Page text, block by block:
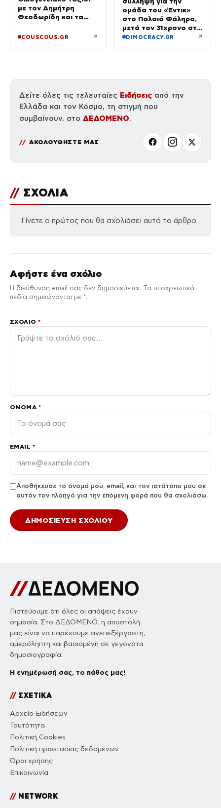
με τον Δημήτρη
Θεοδωρίδη και τα
COUSCOUS.GR ↗
ομάδα του «Έντικ»
στο Παλαιό Φάληρο,
μετά τον 31χρονο στη
Γερμανία
DIMOCRACY.GR ↗
Δείτε όλες τις τελευταίες Ειδήσεις από την
Ελλάδα και τον Κόσμο, τη στιγμή που
συμβαίνουν, στο ΔΕΔΟΜΕΝΟ.
ΑΚΟΛΟΥΘΗΣΤΕ ΜΑΣ
// ΣΧΟΛΙΑ
Γίνετε ο πρώτος που θα σχολιάσει αυτό το άρθρο.
Αφήστε ένα σχόλιο
Η διεύθυνση email σας δεν δημοσιεύεται. Τα υποχρεωτικά
πεδία σημειώνονται με *.
ΣΧΌΛΙΟ*
ΌΝΟΜΑ *
EMAIL *
Αποθήκευσε το όνομά μου, email, και τον ιστότοπο μου σε
αυτόν τον πλοηγό για την επόμενη φορά που θα σχολιάσω.
Πιστεύουμε ότι όλες οι απόψεις έχουν
σημασία. Στο ΔΕΔΟΜΕΝΟ, η αποστολή
μας είναι να παρέχουμε ανεπεξέργαστη,
αμερόληπτη και βασισμένη σε γεγονότα
δημοσιογραφία.
Η ενημέρωσή σας, το πάθος μας!
//ΣΧΕΤΙΚΑ
Αρχείο Ειδήσεων
Ταυτότητα
Πολιτική Cookies
Πολιτική προστασίας δεδομένων
Όροι χρήσης
Επικοινωνία
//NETWORK